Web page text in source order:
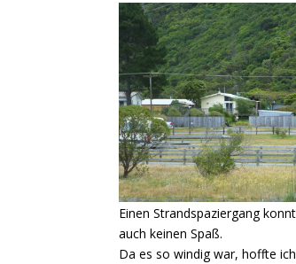
Einen Strandspaziergang
auch keinen Spaß.
Da es so windig war, hoffte